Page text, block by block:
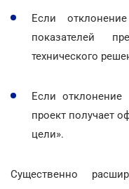
Если
показателей
технического
Если отклонение
проект получает
цели».
Существенно